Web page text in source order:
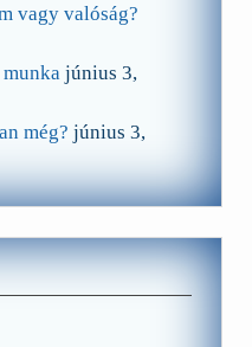
vagy valóság?
június 3,
még? június 3,